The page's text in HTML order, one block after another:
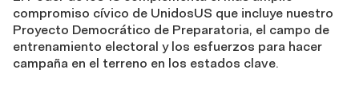
compromiso cívico de UnidosUS que incluye nuestro
Proyecto Democrático de Preparatoria, el campo de
entrenamiento electoral y los esfuerzos para hacer
campaña en el terreno en los estados clave.